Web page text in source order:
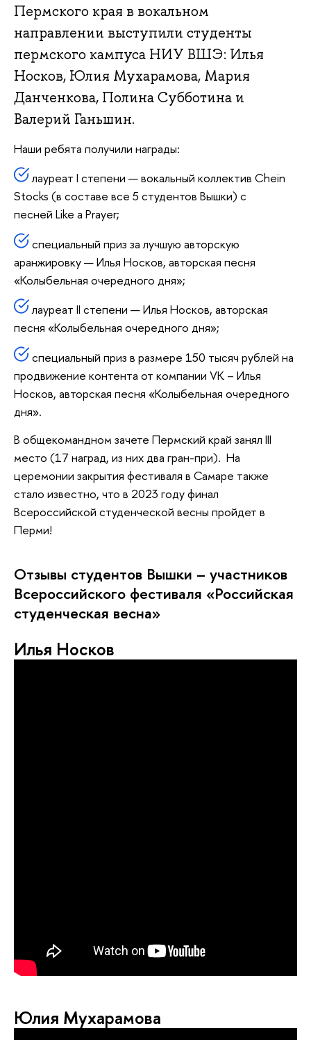
Пермского края в вокальном
направлении выступили студенты
пермского кампуса НИУ ВШЭ: Илья
Носков, Юлия Мухарамова, Мария
Данченкова, Полина Субботина и
Валерий Ганьшин.
Наши ребята получили награды:
лауреат I степени — вокальный коллектив Chein
Stocks (в составе все 5 студентов Вышки) с
песней Like a Prayer;
специальный приз за лучшую авторскую
аранжировку — Илья Носков, авторская песня
«Колыбельная очередного дня»;
лауреат II степени — Илья Носков, авторская
песня «Колыбельная очередного дня»;
специальный приз в размере 150 тысяч рублей на
продвижение контента от компании VK – Илья
Носков, авторская песня «Колыбельная очередного
дня».
В общекомандном зачете Пермский край занял III
место (17 наград, из них два гран-при). На
церемонии закрытия фестиваля в Самаре также
стало известно, что в 2023 году финал
Всероссийской студенческой весны пройдет в
Перми!
Отзывы студентов Вышки – участников
Всероссийского фестиваля «Российская
студенческая весна»
Илья Носков
Юлия Мухарамова